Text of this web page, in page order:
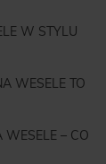
W STYLU
WESELE TO
– CO